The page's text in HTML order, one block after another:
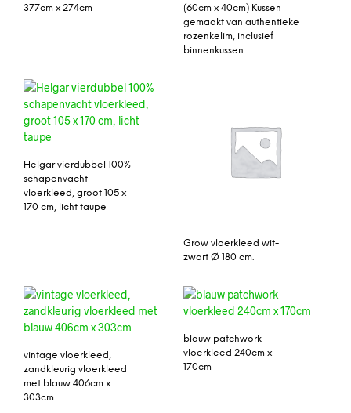
377cm x 274cm
(60cm x 40cm) Kussen
gemaakt van authentieke
rozenkelim, inclusief
binnenkussen
Helgar vierdubbel 100%
schapenvacht
vloerkleed, groot 105 x
170 cm, licht taupe
Grow vloerkleed wit-
zwart Ø 180 cm.
vintage vloerkleed,
zandkleurig vloerkleed
met blauw 406cm x
303cm
blauw patchwork
vloerkleed 240cm x
170cm